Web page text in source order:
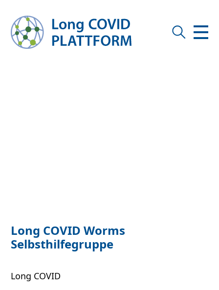
Long COVID Worms
Selbsthilfegruppe
Long COVID